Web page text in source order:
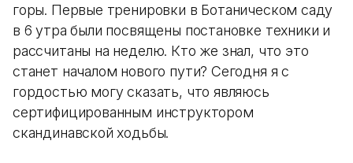
горы. Первые тренировки в Ботаническом саду
в 6 утра были посвящены постановке техники и
рассчитаны на неделю. Кто же знал, что это
станет началом нового пути? Сегодня я с
гордостью могу сказать, что являюсь
сертифицированным инструктором
скандинавской ходьбы.